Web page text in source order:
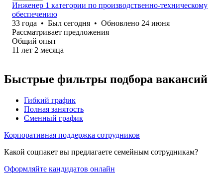
Инженер 1 категории по производственно-техническому
обеспечению
33 года • Был сегодня • Обновлено 24 июня
Рассматривает предложения
Общий опыт
11 лет 2 месяца
Быстрые фильтры подбора вакансий
Гибкий график
Полная занятость
Сменный график
Корпоративная поддержка сотрудников
Какой соцпакет вы предлагаете семейным сотрудникам?
Оформляйте кандидатов онлайн